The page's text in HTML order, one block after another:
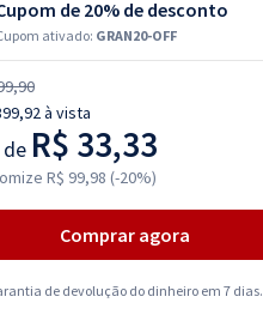
de 20% de desconto
ativado: GRAN20-OFF
à vista
de R$ 33,33
R$ 99,98 (-20%)
Comprar agora
de devolução do dinheiro em 7 dias.